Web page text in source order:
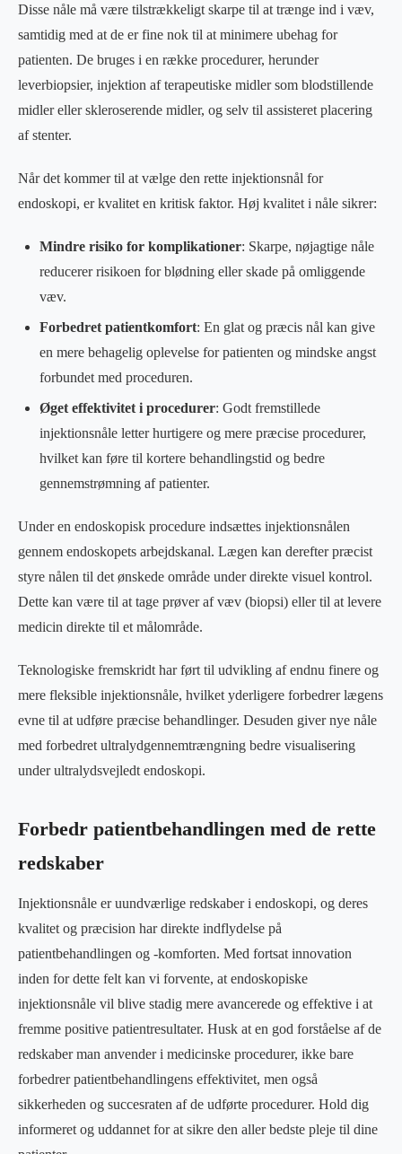
Disse nåle må være tilstrækkeligt skarpe til at trænge ind i væv,
samtidig med at de er fine nok til at minimere ubehag for
patienten. De bruges i en række procedurer, herunder
leverbiopsier, injektion af terapeutiske midler som blodstillende
midler eller skleroserende midler, og selv til assisteret placering
af stenter.
Når det kommer til at vælge den rette injektionsnål for
endoskopi, er kvalitet en kritisk faktor. Høj kvalitet i nåle sikrer:
Mindre risiko for komplikationer: Skarpe, nøjagtige nåle
reducerer risikoen for blødning eller skade på omliggende
væv.
Forbedret patientkomfort: En glat og præcis nål kan give
en mere behagelig oplevelse for patienten og mindske angst
forbundet med proceduren.
Øget effektivitet i procedurer: Godt fremstillede
injektionsnåle letter hurtigere og mere præcise procedurer,
hvilket kan føre til kortere behandlingstid og bedre
gennemstrømning af patienter.
Under en endoskopisk procedure indsættes injektionsnålen
gennem endoskopets arbejdskanal. Lægen kan derefter præcist
styre nålen til det ønskede område under direkte visuel kontrol.
Dette kan være til at tage prøver af væv (biopsi) eller til at levere
medicin direkte til et målområde.
Teknologiske fremskridt har ført til udvikling af endnu finere og
mere fleksible injektionsnåle, hvilket yderligere forbedrer lægens
evne til at udføre præcise behandlinger. Desuden giver nye nåle
med forbedret ultralydgennemtrængning bedre visualisering
under ultralydsvejledt endoskopi.
Forbedr patientbehandlingen med de rette
redskaber
Injektionsnåle er uundværlige redskaber i endoskopi, og deres
kvalitet og præcision har direkte indflydelse på
patientbehandlingen og -komforten. Med fortsat innovation
inden for dette felt kan vi forvente, at endoskopiske
injektionsnåle vil blive stadig mere avancerede og effektive i at
fremme positive patientresultater. Husk at en god forståelse af de
redskaber man anvender i medicinske procedurer, ikke bare
forbedrer patientbehandlingens effektivitet, men også
sikkerheden og succesraten af de udførte procedurer. Hold dig
informeret og uddannet for at sikre den aller bedste pleje til dine